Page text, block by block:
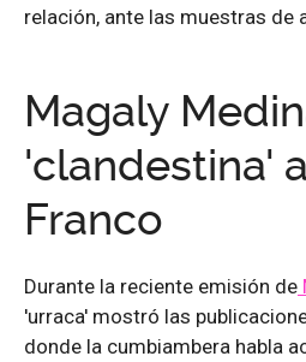
relación, ante las muestras de
Magaly
'clandestina'
Franco
Durante la reciente emisión de
'urraca' mostró las
donde la cumbiambera habla